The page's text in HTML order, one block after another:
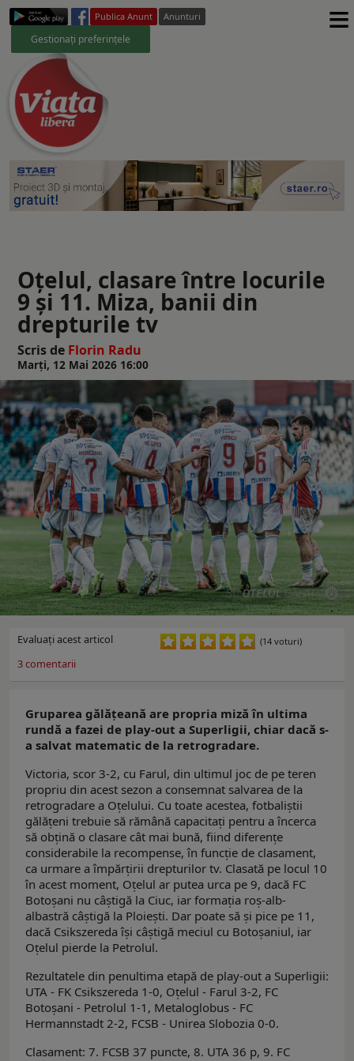
Publica Anunt Anunturi
Gestionați preferințele ≡
Oțelul, clasare între locurile
9 și 11. Miza, banii din
drepturile tv
Scris de Florin Radu
Marți, 12 Mai 2026 16:00
Evaluaţi acest articol (14 voturi)
3comentarii
Gruparea gălățeană are propria miză în ultima
rundă a fazei de play-out a Superligii, chiar dacă s-
a salvat matematic de la retrogradare.
Victoria, scor 3-2, cu Farul, din ultimul joc de pe teren
propriu din acest sezon a consemnat salvarea de la
retrogradare a Oțelului. Cu toate acestea, fotbaliștii
gălățeni trebuie să rămână capacitați pentru a încerca
să obțină o clasare cât mai bună, fiind diferențe
considerabile la recompense, în funcţie de clasament,
ca urmare a împărțirii drepturilor tv. Clasată pe locul 10
în acest moment, Oțelul ar putea urca pe 9, dacă FC
Botoșani nu câștigă la Ciuc, iar formația roș-alb-
albastră câştigă la Ploiești. Dar poate să și pice pe 11,
dacă Csikszereda își câștigă meciul cu Botoșaniul, iar
Oțelul pierde la Petrolul.
Rezultatele din penultima etapă de play-out a Superligii:
UTA - FK Csikszereda 1-0, Oțelul - Farul 3-2, FC
Botoșani - Petrolul 1-1, Metaloglobus - FC
Hermannstadt 2-2, FCSB - Unirea Slobozia 0-0.
Clasament: 7. FCSB 37 puncte, 8. UTA 36 p, 9. FC